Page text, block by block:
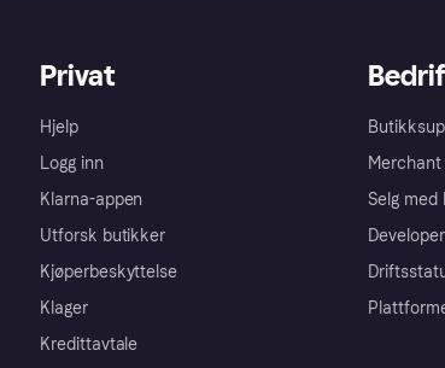
Privat
Hjelp
Logg inn
Klarna-appen
Utforsk butikker
Kjøperbeskyttelse
Klager
Kredittavtale
Merchant
Selg med